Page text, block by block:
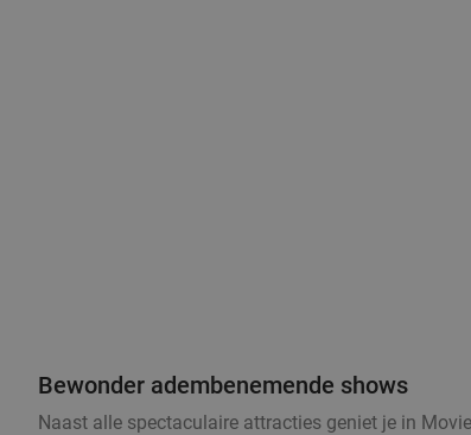
Bewonder adembenemende shows
Naast alle spectaculaire attracties geniet je in